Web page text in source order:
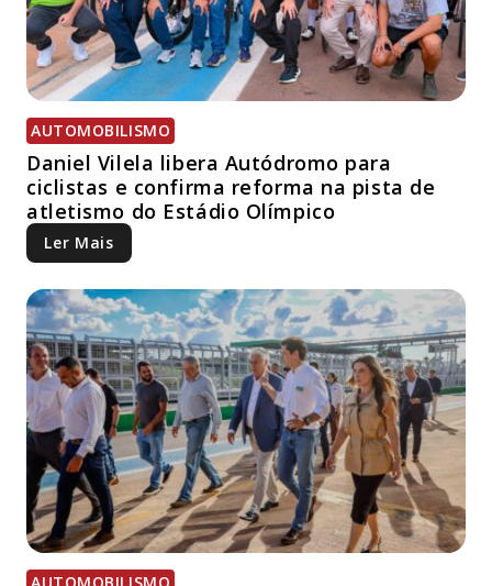
AUTOMOBILISMO
Daniel Vilela libera Autódromo para
ciclistas e confirma reforma na pista de
atletismo do Estádio Olímpico
Ler Mais